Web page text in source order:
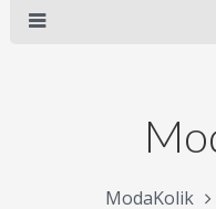
ModaKolik